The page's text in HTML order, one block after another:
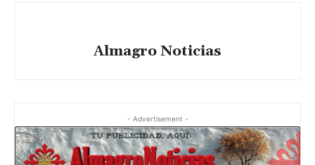
Almagro Noticias
- Advertisement -